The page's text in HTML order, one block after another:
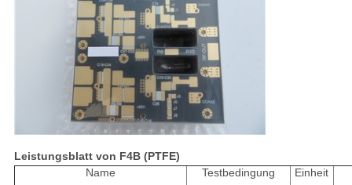
Leistungsblatt von F4B (PTFE)
Name
Testbedingung
Einheit